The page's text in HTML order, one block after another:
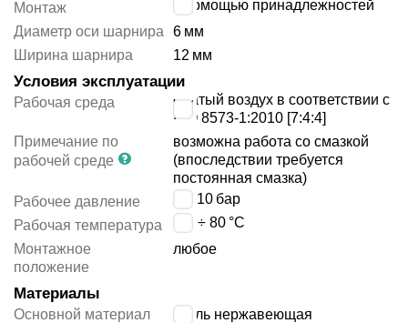
Монтаж
с помощью принадлежностей
Диаметр оси шарнира
6 мм
Ширина шарнира
12 мм
Условия эксплуатации
Рабочая среда
сжатый воздух в соответствии с
ISO 8573-1:2010 [7:4:4]
Примечание по
рабочей среде
возможна работа со смазкой
(впоследствии требуется
постоянная смазка)
Рабочее давление
1 ÷ 10 бар
Рабочая температура
-20 ÷ 80 °C
Монтажное
положение
любое
Материалы
Основной материал сталь нержавеющая